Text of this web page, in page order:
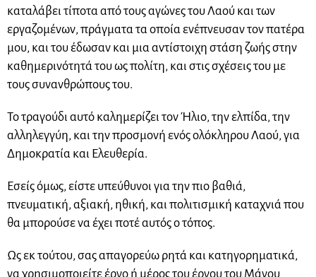
καταλάβει τίποτα από τους αγώνες του Λαού και των
εργαζομένων, πράγματα τα οποία ενέπνευσαν τον πατέρα
μου, και του έδωσαν και μια αντίστοιχη στάση ζωής στην
καθημερινότητά του ως πολίτη, και στις σχέσεις του με
τους συνανθρώπους του.
Το τραγούδι αυτό καλημερίζει τον Ήλιο, την ελπίδα, την
αλληλεγγύη, και την προσμονή ενός ολόκληρου Λαού, για
Δημοκρατία και Ελευθερία.
Εσείς όμως, είστε υπεύθυνοι για την πιο βαθιά,
πνευματική, αξιακή, ηθική, και πολιτισμική καταχνιά που
θα μπορούσε να έχει ποτέ αυτός ο τόπος.
Ως εκ τούτου, σας απαγορεύω ρητά και κατηγορηματικά,
να χρησιμοποιείτε έργο ή μέρος του έργου του Μάνου